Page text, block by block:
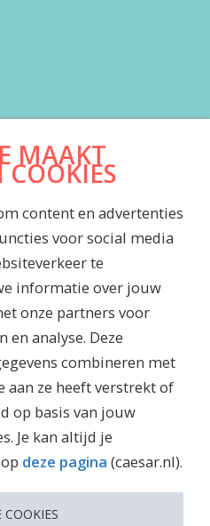
MAAKT
COOKIES
content en advertenties
voor social media
te
informatie over jouw
onze partners voor
en analyse. Deze
combineren met
ze heeft verstrekt of
op basis van jouw
Je kan altijd je
deze pagina (caesar.nl).